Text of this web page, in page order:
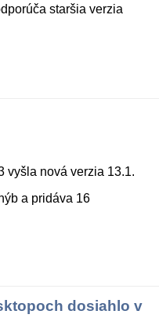
staršia verzia
vyšla nová verzia 13.1.
a pridáva 16
dosiahlo v